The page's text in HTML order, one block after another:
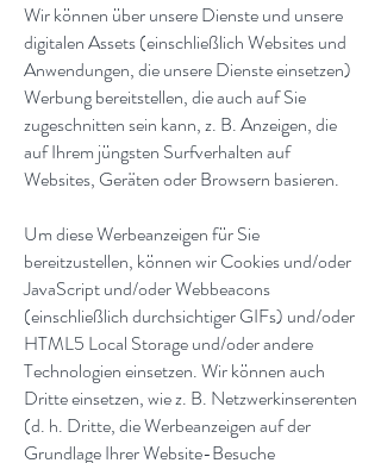
Wir können über unsere Dienste und unsere
digitalen Assets (einschließlich Websites und
Anwendungen, die unsere Dienste einsetzen)
Werbung bereitstellen, die auch auf Sie
zugeschnitten sein kann, z. B. Anzeigen, die
auf Ihrem jüngsten Surfverhalten auf
Websites, Geräten oder Browsern basieren.
Um diese Werbeanzeigen für Sie
bereitzustellen, können wir Cookies und/oder
JavaScript und/oder Webbeacons
(einschließlich durchsichtiger GIFs) und/oder
HTML5 Local Storage und/oder andere
Technologien einsetzen. Wir können auch
Dritte einsetzen, wie z. B. Netzwerkinserenten
(d. h. Dritte, die Werbeanzeigen auf der
Grundlage Ihrer Website-Besuche